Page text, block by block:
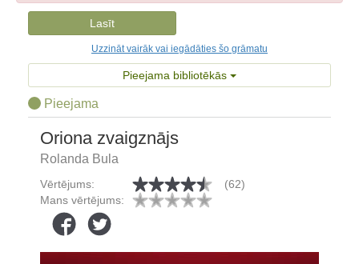
Lasīt
Uzzināt vairāk vai iegādāties šo grāmatu
Pieejama bibliotēkās
Pieejama
Oriona zvaigznājs
Rolanda Bula
Vērtējums:
(62)
Mans vērtējums: